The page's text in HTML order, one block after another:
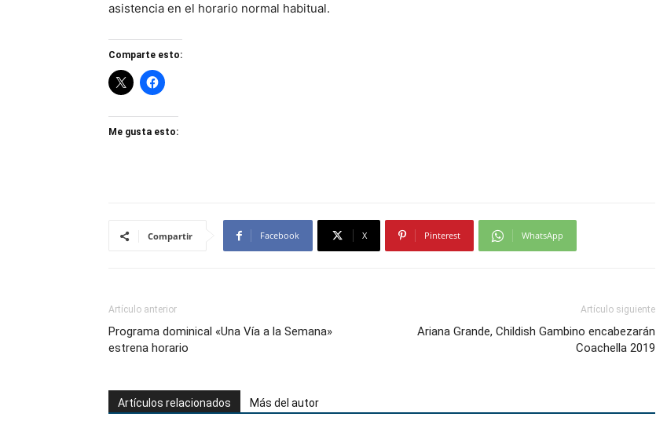
asistencia en el horario normal habitual.
Comparte esto:
Me gusta esto:
Compartir Facebook X Pinterest WhatsApp
Artículo anterior
Programa dominical «Una Vía a la Semana»
estrena horario
Artículo siguiente
Ariana Grande, Childish Gambino encabezarán
Coachella 2019
Artículos relacionados Más del autor